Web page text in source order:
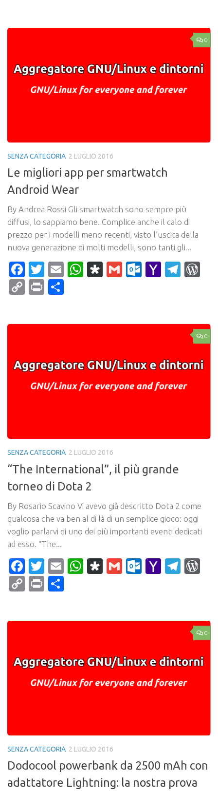
0
SENZA CATEGORIA 2 LUGLIO 2016
Le migliori app per smartwatch
Android Wear
By Andrea Rossi Gli smartwatch sono sempre più
diffusi, lo sappiamo bene. Complice anche il calo di
prezzo per i modelli meno recenti, visto l’uscita della
nuova generazione di molti modelli, sono tanti gli...
Facebook
Twitter
EmailWhatsApp
Diaspora
Gmail Yahoo
CopyPrint
0
SENZA CATEGORIA 2 LUGLIO 2016
“The International”, il più grande
torneo di Dota 2
By Rosario Scavino Vi avevo già descritto Dota 2 come
qualcosa che va ben al di là di un semplice gioco: oggi
voglio parlarvi di uno dei più importanti eventi dedicati
ad esso. “The...
Facebook
Twitter
EmailWhatsApp
Diaspora
Gmail Yahoo
CopyPrint
0
SENZA CATEGORIA 2 LUGLIO 2016
Dodocool powerbank da 2500 mAh con
adattatore Lightning: la nostra prova